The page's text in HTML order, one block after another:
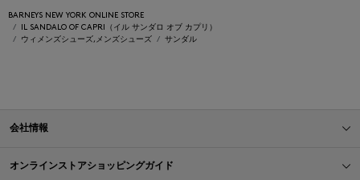
BARNEYS NEW YORK ONLINE STORE
IL SANDALO OF CAPRI（イル サンダロ オブ カプリ）
ウィメンズシューズ,メンズシューズ
サンダル
会社情報
オンラインストアショッピングガイド